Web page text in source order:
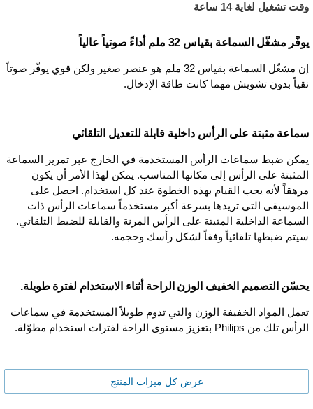
وقت تشغيل لغاية 14 ساعة
يوفًر مشغّل السماعة بقياس 32 ملم أداءً صوتياً عالياً
إن مشغّل السماعة بقياس 32 ملم هو عنصر صغير ولكن قوي يوفّر صوتاً
نقياً بدون تشويش مهما كانت طاقة الإدخال.
سماعة مثبتة على الرأس داخلية قابلة للتعديل التلقائي
يمكن ضبط سماعات الرأس المستخدمة في الخارج عبر تمرير السماعة
المثبتة على الرأس إلى مكانها المناسب. يمكن لهذا الأمر أن يكون
مرهقاً لأنه يجب القيام بهذه الخطوة عند كل استخدام. احصل على
الموسيقى التي تريدها بسرعة أكبر مستخدماً سماعات الرأس ذات
السماعة الداخلية المثبتة على الرأس المرنة والقابلة للضبط التلقائي.
سيتم ضبطها تلقائياً وفقاً لشكل رأسك وحجمه.
يحسّن التصميم الخفيف الوزن الراحة أثناء الاستخدام لفترة طويلة.
تعمل المواد الخفيفة الوزن والتي تدوم طويلاً المستخدمة في سماعات
الرأس تلك من Philips بتعزيز مستوى الراحة لفترات استخدام مطوّلة.
عرض كل ميزات المنتج